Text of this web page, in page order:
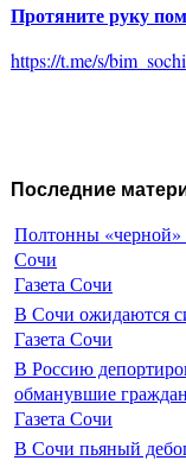
Протяните руку
https://t.me/s/bim_sochi
Последние
Полтонны «черной»
Сочи
Газета Сочи
В Сочи ожидаются
Газета Сочи
В Россию
обманувшие
Газета Сочи
В Сочи пьяный